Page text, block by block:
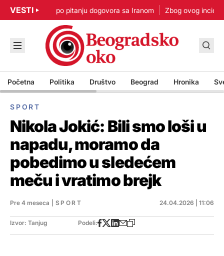
VESTI
Nisam u žurbi po pitanju dogovora sa Iranom Zbog ovog
Početna Politika Društvo Beograd Hronika
SPORT
Nikola Jokić: Bili smo loši u
napadu, moramo da
pobedimo u sledećem
meču i vratimo brejk
Pre 4 meseca SPORT 24.04.2026 | 11:06
Izvor: Tanjug Podeli: